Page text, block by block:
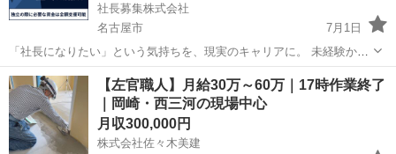
社長募集株式会社
名古屋市
7月1日
「社長になりたい」という気持ちを、現実のキャリアに。 未経験から
スタートし、段階的に独立を目指せる仕組みがあります。 ■ 特徴 ・経
験・学歴不問 ・資金面のサポートあり ・段階的に成長できる仕組み
...
愛知 名古屋市 その他 未経験
【左官職人】月給30万～60万｜17時作業終了
｜岡崎・西三河の現場中心
月収300,000円
株式会社佐々木美建